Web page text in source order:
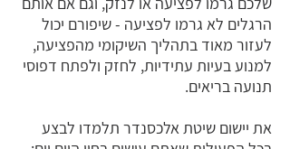
הרגלים לא גרמו לפציעה - שיפורם יכול
לעזור מאוד בתהליך השיקומי מהפציעה,
למנוע בעיות עתידיות, לחזק ולפתח דפוסי
תנועה בריאים.
את יישום שיטת אלכסנדר תלמדו לבצע